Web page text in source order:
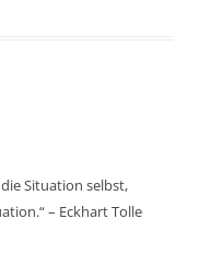
Situation selbst,
– Eckhart Tolle